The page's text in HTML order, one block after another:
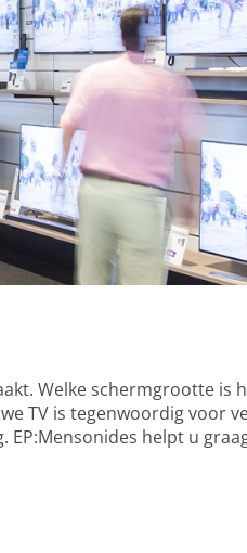
Welke schermgrootte is
TV is tegenwoordig voor
helpt u